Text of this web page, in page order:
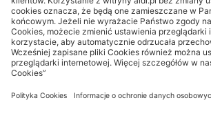
Informacje z gwiazdką oraz Ważne
Znak AI* oznacza, że grafiki były
AI